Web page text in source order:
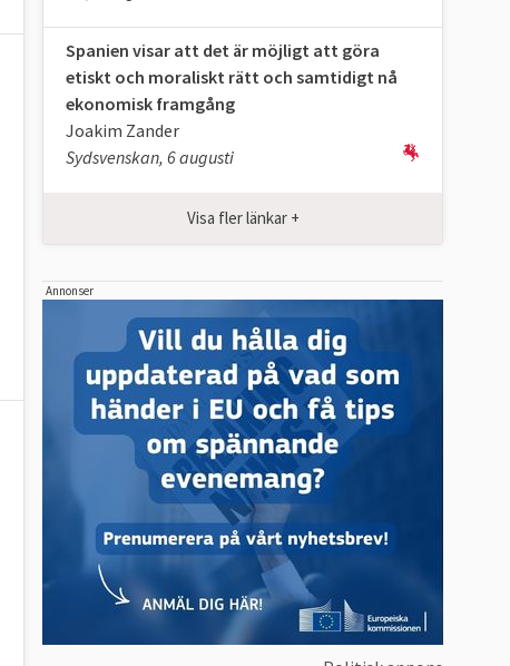
Spanien visar att det är möjligt att göra
etiskt och moraliskt rätt och samtidigt nå
ekonomisk framgång
Joakim Zander
Sydsvenskan, 6 augusti
Visa fler länkar +
Annonser